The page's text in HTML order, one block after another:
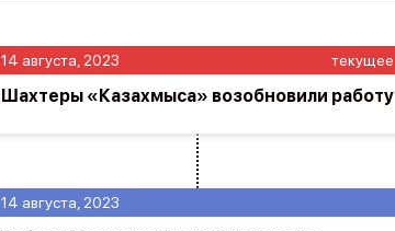
14 августа, 2023
14 августа, 2023 текущее
Шахтеры «Казахмыса» возобновили работу